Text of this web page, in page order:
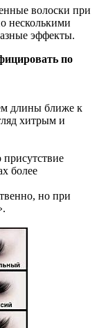
волоски при
несколькими
эффекты.
по
длины ближе к
хитрым и
более
но при